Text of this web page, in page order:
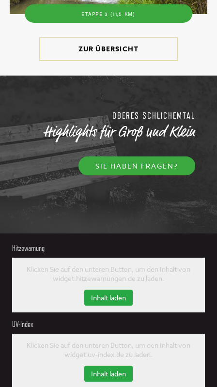
ETAPPE 3 (11,5 KM)
ZUR ÜBERSICHT
OBERES SCHLICHEMTAL
Highlights für Groß und Klein
SIE HABEN FRAGEN?
Hitzewarnung
Klicken Sie auf den unteren Button, um den Inhalt von
widget.hitzewarnungen.de zu laden.
Inhalt laden
UV-Index
Klicken Sie auf den unteren Button, um den Inhalt von
widget.uv-index.de zu laden.
Inhalt laden